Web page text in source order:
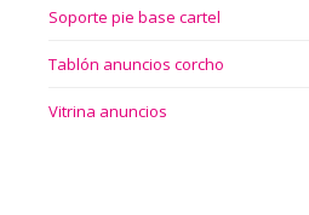
Soporte pie base cartel
Tablón anuncios corcho
Vitrina anuncios